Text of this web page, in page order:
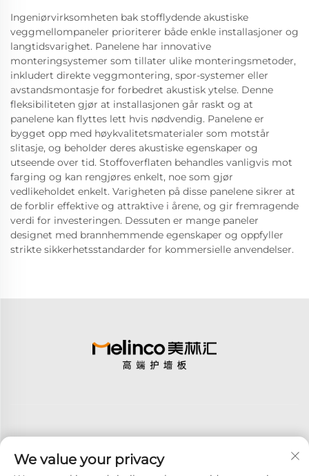
Ingeniørvirksomheten bak stofflydende akustiske
veggmellompaneler prioriterer både enkle installasjoner og
langtidsvarighet. Panelene har innovative
monteringsystemer som tillater ulike monteringsmetoder,
inkludert direkte veggmontering, spor-systemer eller
avstandsmontasje for forbedret akustisk ytelse. Denne
fleksibiliteten gjør at installasjonen går raskt og at
panelene kan flyttes lett hvis nødvendig. Panelene er
bygget opp med høykvalitetsmaterialer som motstår
slitasje, og beholder deres akustiske egenskaper og
utseende over tid. Stoffoverflaten behandles vanligvis mot
farging og kan rengjøres enkelt, noe som gjør
vedlikeholdet enkelt. Varigheten på disse panelene sikrer at
de forblir effektive og attraktive i årene, og gir fremragende
verdi for investeringen. Dessuten er mange paneler
designet med brannhemmende egenskaper og oppfyller
strikte sikkerhetsstandarder for kommersielle anvendelser.
We value your privacy